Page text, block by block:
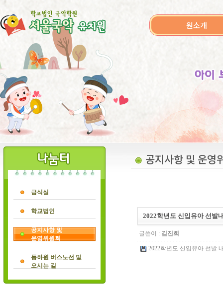
원소개
급식실
학교법인
공지사항 및
운영위원회
등하원 버스노선 및
오시는 길
공지사항 및 운영
2022학년도 신입유아 선발
글쓴이 : 김진희
2022학년도 신입유아 선발